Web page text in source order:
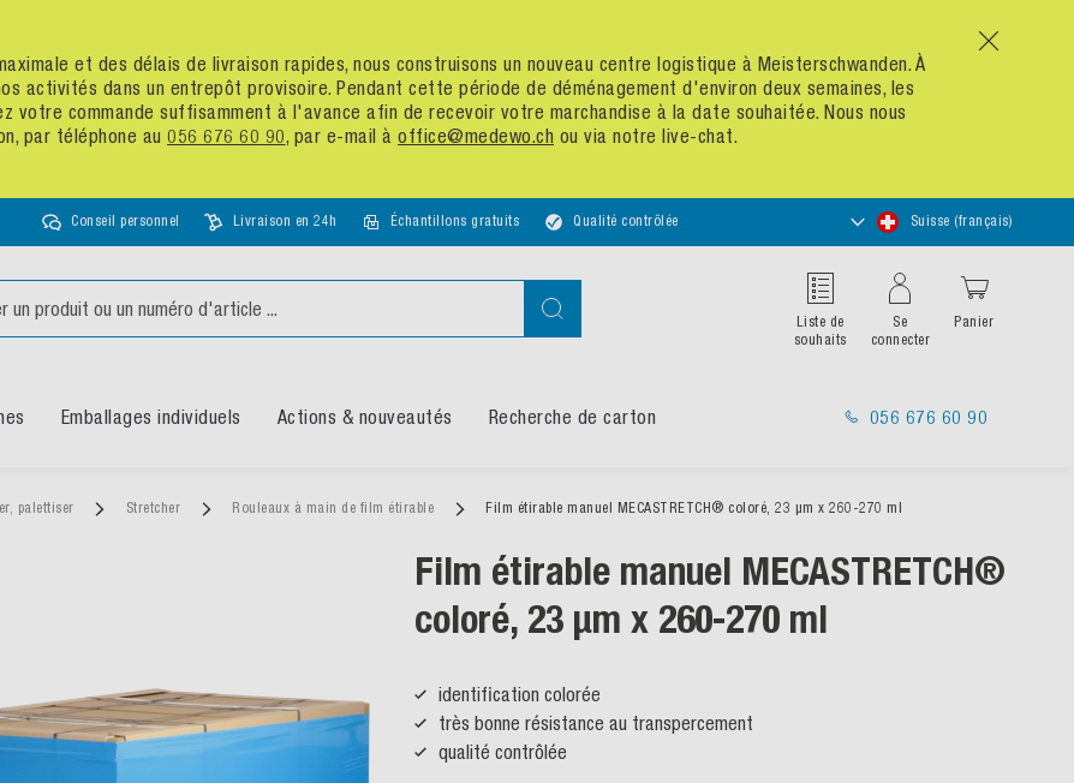
x
et des délais de livraison rapides, nous construisons un nouveau centre logistique à Meisterschwanden. À
activités dans un entrepôt provisoire. Pendant cette période de déménagement d'environ deux semaines, les
votre commande suffisamment à l'avance afin de recevoir votre marchandise à la date souhaitée. Nous nous
par téléphone au 056 676 60 90, par e-mail à office@medewo.ch ou via notre live-chat.
Conseil personnel Livraison en 24h Échantillons gratuits Qualité contrôlée
Choisir
Suisse (français)
Chercher
Liste de
souhaits
Se
connecter
Panier
Emballages individuels Actions & nouveautés Recherche de carton 056 676 60 90
palettiser Stretcher Rouleaux à main de film étirable Film étirable manuel MECASTRETCH® coloré, 23 µm x 260-270 ml
Film étirable manuel MECASTRETCH®
coloré, 23 µm x 260-270 ml
identification colorée
très bonne résistance au transpercement
qualité contrôlée